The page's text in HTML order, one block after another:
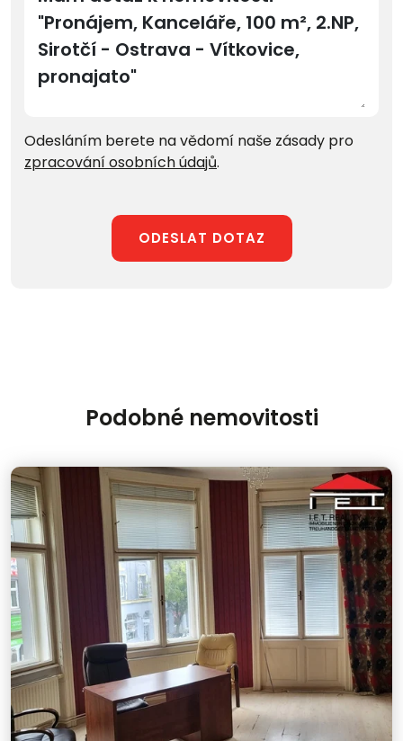
Odesláním berete na vědomí naše zásady pro
zpracování osobních údajů.
ODESLAT DOTAZ
Podobné nemovitosti